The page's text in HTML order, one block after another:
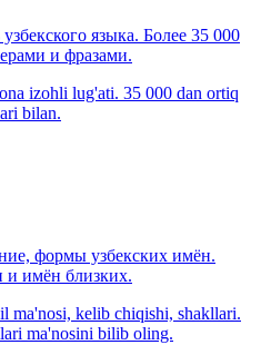
языка. Более 35 000
и фразами.
izohli lug'ati. 35 000 dan ortiq
bilan.
формы узбекских имён.
и имён близких.
ma'nosi, kelib chiqishi, shakllari.
ma'nosini bilib oling.